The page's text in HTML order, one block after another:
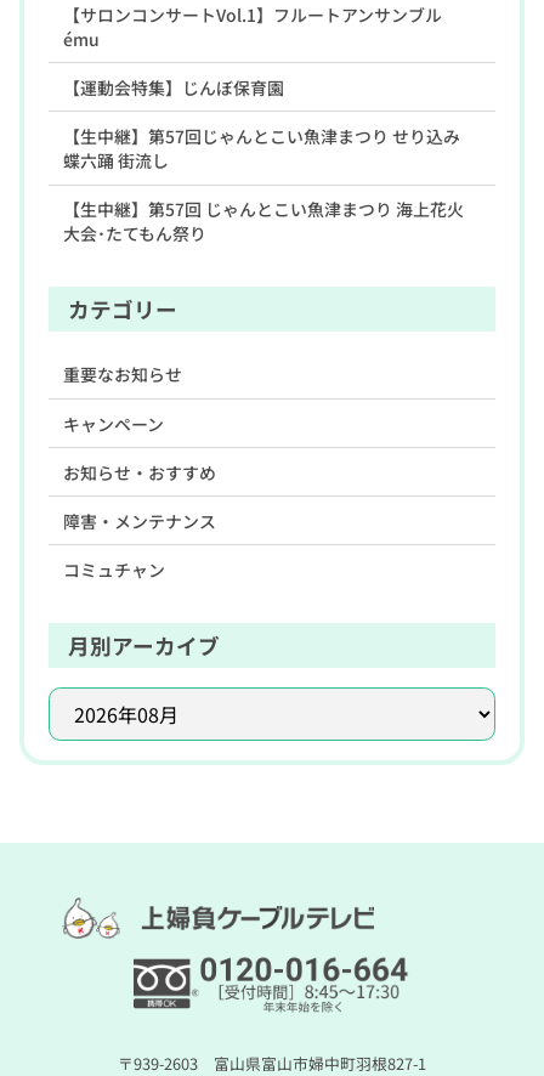
【サロンコンサートVol.1】フルートアンサンブル
ému
【運動会特集】じんぼ保育園
【生中継】第57回じゃんとこい魚津まつり せり込み
蝶六踊 街流し
【生中継】第57回 じゃんとこい魚津まつり 海上花火
大会･たてもん祭り
カテゴリー
重要なお知らせ
キャンペーン
お知らせ・おすすめ
障害・メンテナンス
コミュチャン
月別アーカイブ
〒939-2603 富山県富山市婦中町羽根827-1